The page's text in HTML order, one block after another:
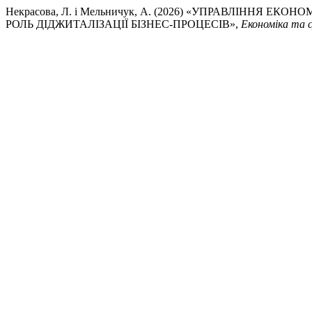
Некрасова, Л. і Мельничук, А. (2026) «УПРАВЛІННЯ
РОЛЬ ДІДЖИТАЛІЗАЦІЇ БІЗНЕС-ПРОЦЕСІВ», Економіка та